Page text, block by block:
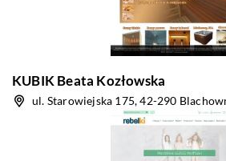
KUBIK Beata Kozłowska
ul. Starowiejska 175, 42-290